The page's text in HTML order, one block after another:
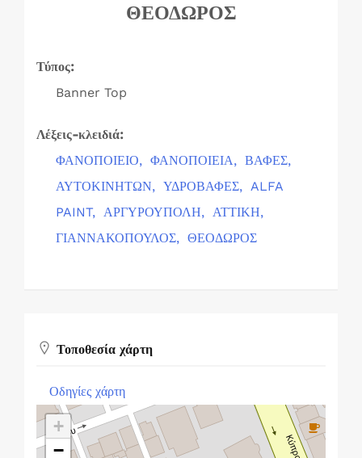
ΘΕΟΔΩΡΟΣ
Τύπος:
Banner Top
Λέξεις-κλειδιά:
ΦΑΝΟΠΟΙΕΙΟ, ΦΑΝΟΠΟΙΕΙΑ, ΒΑΦΕΣ,
ΑΥΤΟΚΙΝΗΤΩΝ, ΥΔΡΟΒΑΦΕΣ, ALFA
PAINT, ΑΡΓΥΡΟΥΠΟΛΗ, ΑΤΤΙΚΗ,
ΓΙΑΝΝΑΚΟΠΟΥΛΟΣ, ΘΕΟΔΩΡΟΣ
Τοποθεσία χάρτη
Οδηγίες χάρτη
+
−